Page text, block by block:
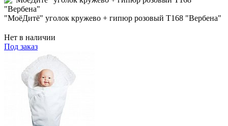
"МоёДитё" уголок кружево + гипюр розовый Т168 "Вербена"
Нет в наличии
Под заказ